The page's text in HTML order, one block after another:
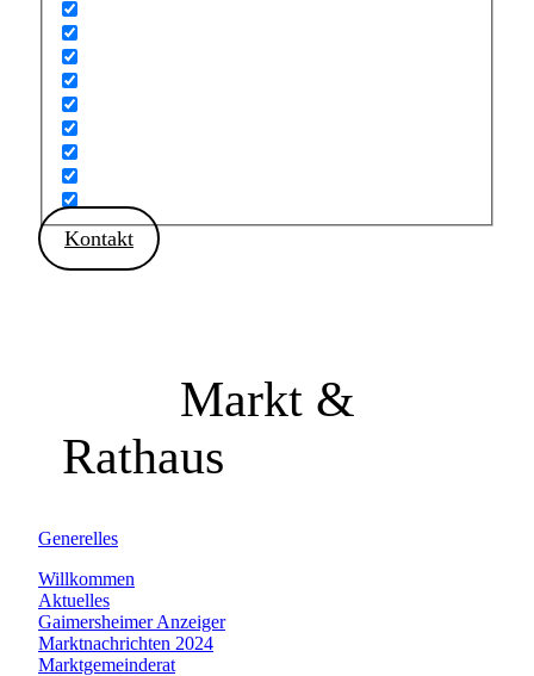
Kontakt
Markt &
Rathaus
Generelles
Willkommen
Aktuelles
Gaimersheimer Anzeiger
Marktnachrichten 2024
Marktgemeinderat